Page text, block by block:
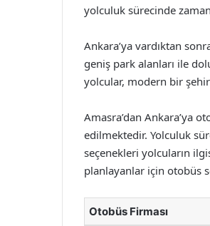
yolculuk sürecinde
Ankara’ya vardıktan
geniş park alanları ile
yolcular, modern bir şehir
Amasra’dan Ankara’ya
edilmektedir. Yolculuk
seçenekleri yolcuların
planlayanlar için otobüs
Otobüs Firması